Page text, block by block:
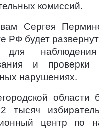
комиссий.
Сергея
РФ будет
для
и
нарушениях.
области
тысяч
центр по